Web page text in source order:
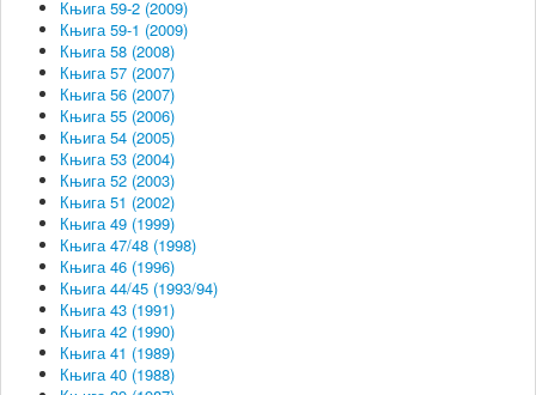
Књига 59-2 (2009)
Књига 59-1 (2009)
Књига 58 (2008)
Књига 57 (2007)
Књига 56 (2007)
Књига 55 (2006)
Књига 54 (2005)
Књига 53 (2004)
Књига 52 (2003)
Књига 51 (2002)
Књига 49 (1999)
Књига 47/48 (1998)
Књига 46 (1996)
Књига 44/45 (1993/94)
Књига 43 (1991)
Књига 42 (1990)
Књига 41 (1989)
Књига 40 (1988)